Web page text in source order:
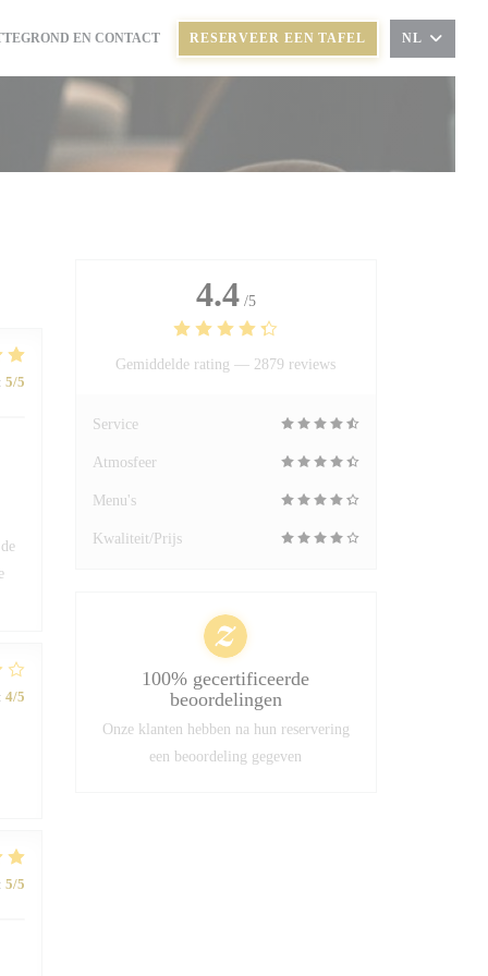
EN CONTACT RESERVEER EEN TAFEL NL
5/5
4/5
5/5
4.4 /5
Gemiddelde rating — 2879 reviews
Service
Atmosfeer
Menu's
Kwaliteit/Prijs
100% gecertificeerde
beoordelingen
Onze klanten hebben na hun reservering
een beoordeling gegeven